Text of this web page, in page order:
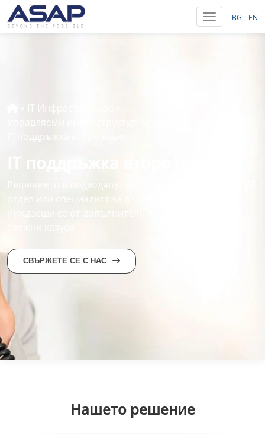
Toggle
BG EN
IT Инфраструктура
Управляеми инфраструктурни услуги
IT поддръжка второ ниво
IT поддръжка второ ниво
Решението е подходящо за организации с опитен ИТ
отдел или специалист за първо ниво поддръжка,
СВЪРЖЕТЕ СЕ С НАС
Нашето решение